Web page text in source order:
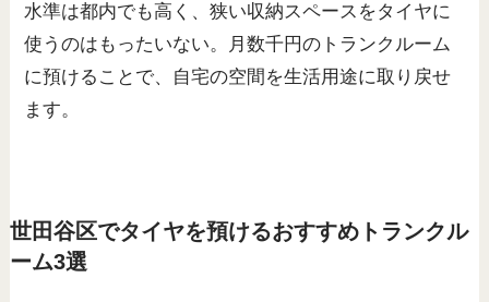
水準は都内でも高く、狭い収納スペースをタイヤに
使うのはもったいない。月数千円のトランクルーム
に預けることで、自宅の空間を生活用途に取り戻せ
ます。
世田谷区でタイヤを預けるおすすめトランクル
ーム3選